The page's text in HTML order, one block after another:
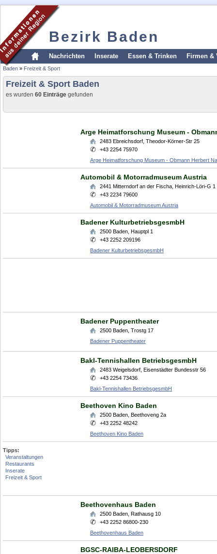
Bezirk Baden
Nachrichten Inserate Essen & Trinken Firmen &
Baden » Freizeit & Sport
Freizeit & Sport Baden
es wurden 60 Einträge gefunden
Arge Heimatforschung Museum -
2483 Ebreichsdorf Theodor-Körner-Str 25
+43 2254 75970
Arge Heimatforschung Museum - Obmann Herbert
Automobil & Motorradmuseum Austria
2441 Mitterndorf an der Fischa Heinrich-Löri-G 1
+43 2234 79600
Automobil & Motorradmuseum Austria
Badener KulturbetriebsgesmbH
2500 Baden Hauptpl 1
+43 2252 209196
Badener KulturbetriebsgesmbH
Badener Puppentheater
2500 Baden Trostg 17
Badener Puppentheater
Bakl-Tennishallen BetriebsgesmbH
2483 Weigelsdorf Eisenstädter Bundesstr 56
+43 2254 73436
Bakl-Tennishallen BetriebsgesmbH
Beethoven Kino Baden
2500 Baden Beethoveng 2a
+43 2252 48242
Beethoven Kino Baden
Tipps:
Veranstaltungen
Restaurants
Inserate
Freizeit & Sport
Beethovenhaus Baden
2500 Baden Rathausg 10
+43 2252 86800-230
Beethovenhaus Baden
BGSC-RAIBA-LEOBERSDORF